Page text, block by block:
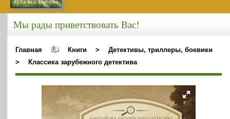
Мы рады приветствовать Вас!
Главная Книги >
Детективы, триллеры, боевики
>
Классика зарубежного детектива